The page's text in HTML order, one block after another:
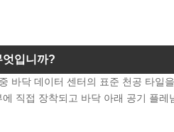
엇입니까?
바닥 데이터 센터의 표준 천공 타일
직접 장착되고 바닥 아래 공기 플레